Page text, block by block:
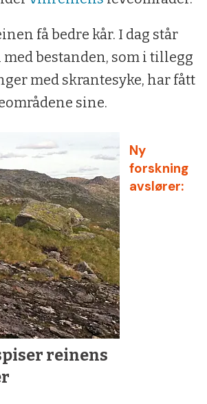
få bedre kår. I dag står
bestanden, som i tillegg
med skrantesyke, har fått
sine.
Ny
forskning
avslører:
reinens